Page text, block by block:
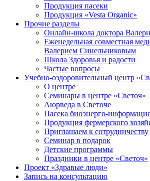
Продукция пасеки
Продукция «Vesta Organic»
Прочие разделы
Онлайн-школа доктора
Еженедельная совместная
Валерием Синельниковым
Школа Здоровья и радости
Частые вопросы
Учебно-оздоровительный центр
О центре
Семинары в центре «Светоч»
Аюрведа в Светоче
Пасека биоэнерго-
Продукция фермерского
Приглашаем к сотрудничеству
Семинар в подарок
Детские программы
Праздники в центре «Светоч»
Проект «Здравые люди»
Запись на консультацию